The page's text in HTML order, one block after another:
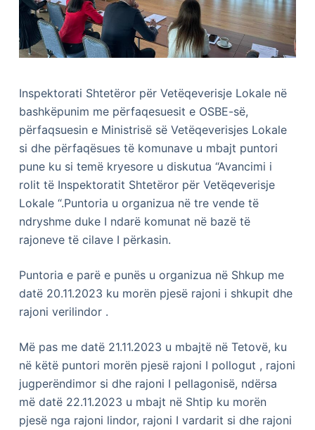
Inspektorati Shtetëror për Vetëqeverisje Lokale në
bashkëpunim me përfaqesuesit e OSBE-së,
përfaqsuesin e Ministrisë së Vetëqeverisjes Lokale
si dhe përfaqësues të komunave u mbajt puntori
pune ku si temë kryesore u diskutua “Avancimi i
rolit të Inspektoratit Shtetëror për Vetëqeverisje
Lokale “.Puntoria u organizua në tre vende të
ndryshme duke I ndarë komunat në bazë të
rajoneve të cilave I përkasin.
Puntoria e parë e punës u organizua në Shkup me
datë 20.11.2023 ku morën pjesë rajoni i shkupit dhe
rajoni verilindor .
Më pas me datë 21.11.2023 u mbajtë në Tetovë, ku
në këtë puntori morën pjesë rajoni I pollogut , rajoni
jugperëndimor si dhe rajoni I pellagonisë, ndërsa
më datë 22.11.2023 u mbajt në Shtip ku morën
pjesë nga rаjoni lindor, rajoni I vardarit si dhe rajoni